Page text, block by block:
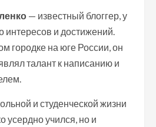
— известный блоггер, у
интересов и достижений.
городке на юге России, он
талант к написанию и
и студенческой жизни
усердно учился, но и